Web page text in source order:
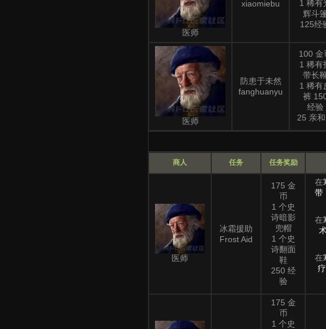
医师
xiaomiebu
1 稀有
辉斗
125经
医师
防患于未然
fanghuanyu
100 金
1 稀有
带长
1 稀有
裤
经验
25 亲
商人 任务 任务奖励
医师
冰霜援助
Frost Aid
175 金
币
1 个史
诗暗影
兜帽
1 个史
诗翻面
鞋
250 经
验
在
带
在
在
175 金
币
1 个史